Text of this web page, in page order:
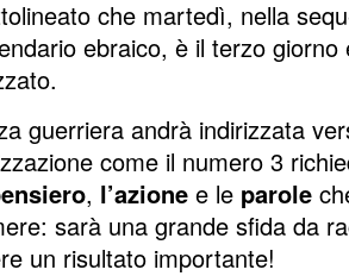
che martedì, nella
ebraico, è il terzo
guerriera andrà indirizzata
come il numero 3
, l’azione e le parole
sarà una grande sfida da
un risultato importante!